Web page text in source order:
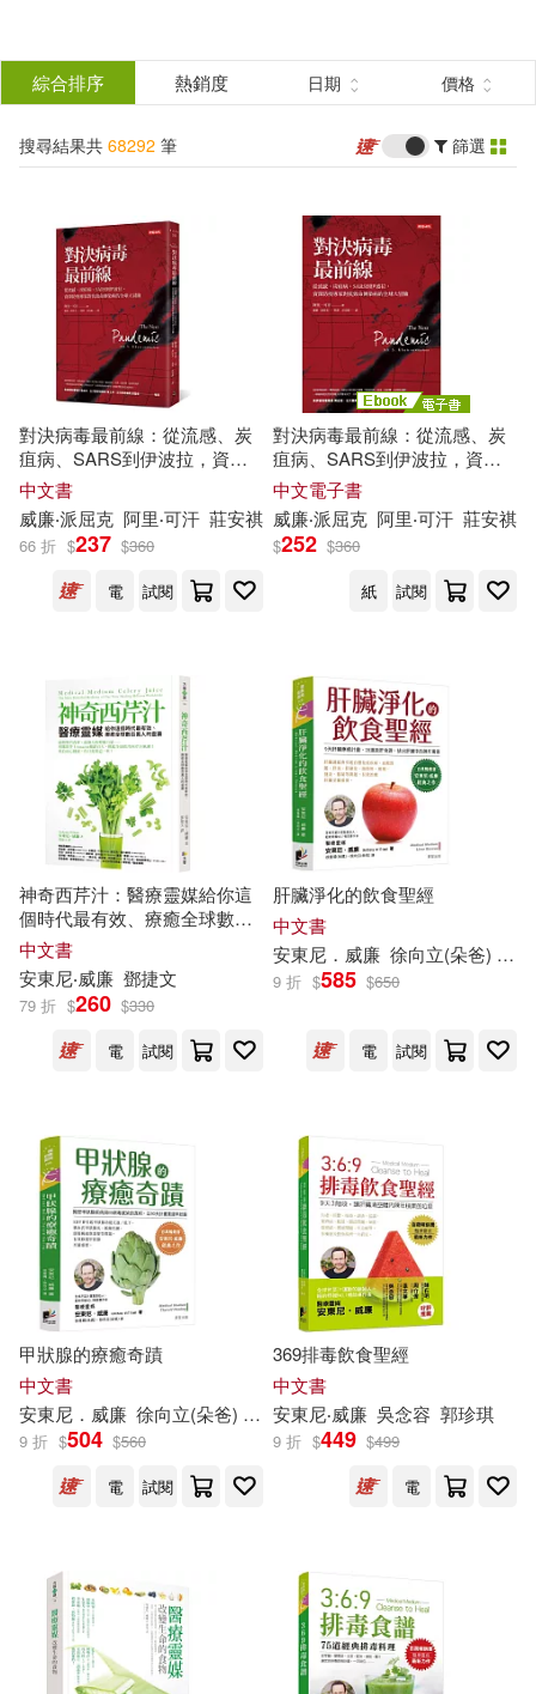
結
分類 (單選)
所有商品(68292)
圖書(32003) 影音(8417)
雜誌(4612)
美妝(635)
家居生活(1264) 美食(1738)
3C(2575) 家電(942)
保健(328) 設計文具(3357)
星巴克(495)
日用清潔(181)
休閒生活(504)
婦幼生活(1751)
餐廚生活(1782)
電子票證(61)
寵物生活(455) 玲廊滿藝(37)
故宮精品(6) 電子書閱讀器(9)
電子書(4423) 有聲書(203)
作者 (可複選)
秋本治(314)
（英）威廉·莎士比亞(311)
阿嘉莎．克莉絲蒂(187)
手塚治虫(125)
（英）威廉·薩默塞特·毛姆(111)
瑞城夷真(110)
根華編輯部(107)
深圳市騰訊計算機系統有限公司(10
（美）馬克·吐溫(101)
（美）威廉·福克納(82)
賈德江(81)
（美）亨德里克·威廉·房龍(80)
伍美珍(79) 多多羅(74)
紺子ゆきめ(73)
野田サトル(65) 高橋昇(63)
展開
出版社 (可複選)
SONY MUSIC(1101)
Universal(821) 東立(766)
人民出版社(736)
悅文社(585)
社會科學文獻出版社(583)
機械工業出版社(471)
中國人民大學出版社(460)
遠流(449)
Warner Classics(439)
Naxos(427) 商務印書館(409)
中國社會科學出版社(406)
中央編譯出版社(405)
展開
配送方式 (可複選)
可海外宅配(46251)
可港澳店取(43067)
可新加坡店取(41794)
可菲律賓店取(43567)
上市日期 (可複選)
本週上市新品(100)
綜合排序 熱銷度 日期 價格
搜尋結果共 68292 筆 篩選
對決病毒最前線：從流感、炭
疽病、SARS到伊波拉，資深
防疫專家對抗致命傳染病的全
球大冒險
中文書
威廉‧派屈克 阿里‧可汗 莊安祺
66 折 $237 $360
電
試閱
對決病毒最前線：從流感、炭
疽病、SARS到伊波拉，資深
防疫專家對抗致命傳染病的全
球大冒險 (電子書)
中文電子書
威廉‧派屈克 阿里‧可汗 莊安祺
$252 $360
紙
試閱
神奇西芹汁：醫療靈媒給你這
個時代最有效、療癒全球數百
萬人的靈藥
中文書
安東尼‧威廉 鄧捷文
79 折 $260 $330
電
試閱
肝臟淨化的飲食聖經
中文書
安東尼． 威廉 徐向立(朵爸) 徐
9 折 $585 $650
電 試閱
甲狀腺的療癒奇蹟
中文書
安東尼． 威廉 徐向立(朵爸) 徐意晴(朵媽)
9 折 $504 $560
電
試閱
369排毒飲食聖經
中文書
安東尼‧威廉 吳念容 郭珍琪
9 折 $449 $499
電